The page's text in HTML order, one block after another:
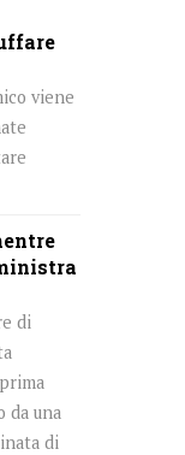
viene
di
da una
di